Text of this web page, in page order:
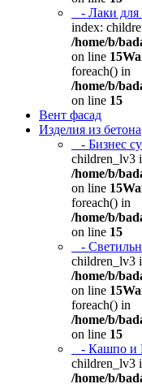
- Лаки для
index:
/home/b/
on line 15
foreach() in
/home/b/
on line 15
Вент фасад
Изделия из бетона
- Бизнес
children_lv3
/home/b/
on line 15
foreach() in
/home/b/
on line 15
-
children_lv3
/home/b/
on line 15
foreach() in
/home/b/
on line 15
- Кашпо и
children_lv3
/home/b/